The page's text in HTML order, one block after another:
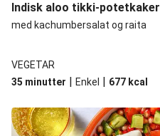
Indisk aloo tikki-potetkaker
med kachumbersalat og raita
VEGETAR
35 minutter | Enkel | 677 kcal